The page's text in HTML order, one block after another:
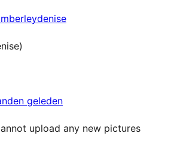
geleden
upload any new pictures